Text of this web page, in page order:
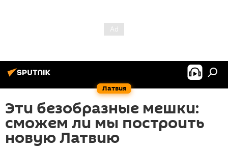
Латвия
Эти безобразные мешки:
сможем ли мы построить
новую Латвию